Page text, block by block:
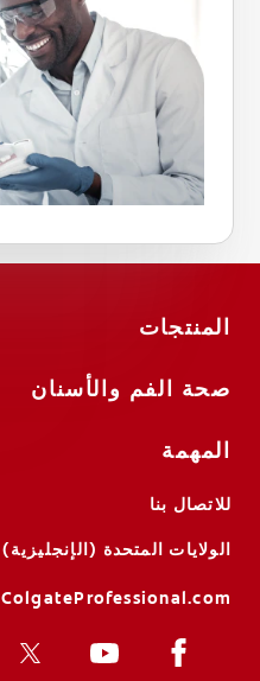
المنتجات
صحة الفم والأسنان
المهمة
للاتصال بنا
الولايات المتحدة (الإنجليزية)
ColgateProfessional.com